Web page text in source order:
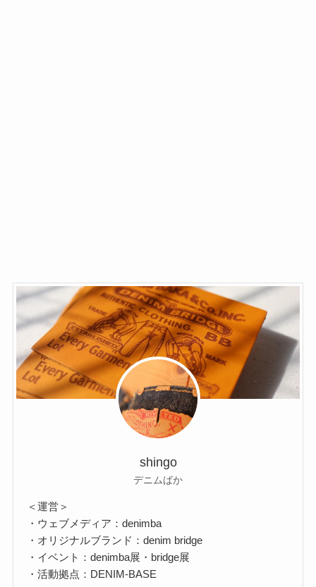
shingo
デニムばか
＜運営＞
・ウェブメディア：denimba
・オリジナルブランド：denim bridge
・イベント：denimba展・bridge展
・活動拠点：DENIM-BASE